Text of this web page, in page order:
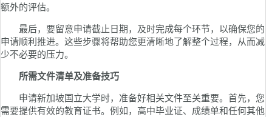
额外的评估。
最后，要留意申请截止日期，及时完成每个环节，以确保您的
申请顺利推进。这些步骤将帮助您更清晰地了解整个过程，从而减
少不必要的压力。
所需文件清单及准备技巧
申请新加坡国立大学时，准备好相关文件至关重要。首先，您
需要提供有效的教育证书。例如，高中毕业证、成绩单和任何其他